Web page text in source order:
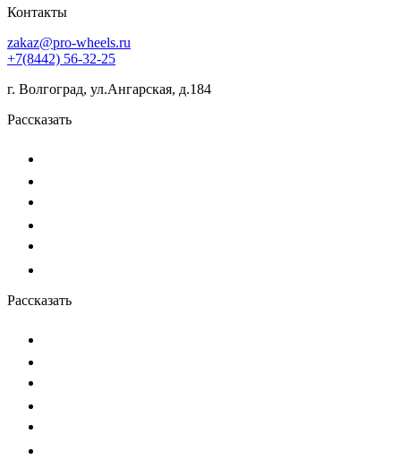
Контакты
zakaz@pro-wheels.ru
+7(8442) 56-32-25
г. Волгоград, ул.Ангарская, д.184
Рассказать
Рассказать